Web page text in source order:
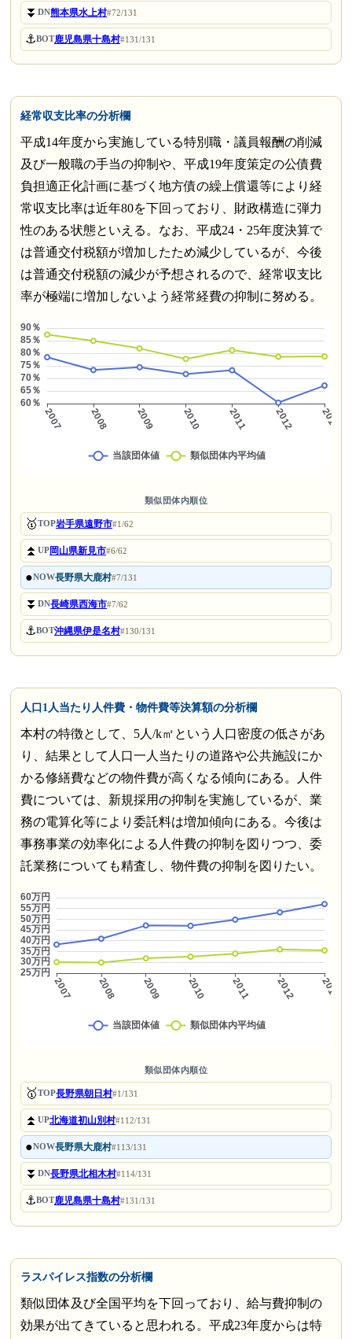
⏬DN熊本県水上村#72/131
⚓BOT鹿児島県十島村#131/131
経常収支比率の分析欄
平成14年度から実施している特別職・議員報酬の削減
及び一般職の手当の抑制や、平成19年度策定の公債費
負担適正化計画に基づく地方債の繰上償還等により経
常収支比率は近年80を下回っており、財政構造に弾力
性のある状態といえる。なお、平成24・25年度決算で
は普通交付税額が増加したため減少しているが、今後
は普通交付税額の減少が予想されるので、経常収支比
率が極端に増加しないよう経常経費の抑制に努める。
類似団体内順位
🥇TOP岩手県遠野市#1/62
⏫UP岡山県新見市#6/62
●NOW長野県大鹿村#7/131
⏬DN長崎県西海市#7/62
⚓BOT沖縄県伊是名村#130/131
人口1人当たり人件費・物件費等決算額の分析欄
本村の特徴として、5人/k㎡という人口密度の低さがあ
り、結果として人口一人当たりの道路や公共施設にか
かる修繕費などの物件費が高くなる傾向にある。人件
費については、新規採用の抑制を実施しているが、業
務の電算化等により委託料は増加傾向にある。今後は
事務事業の効率化による人件費の抑制を図りつつ、委
託業務についても精査し、物件費の抑制を図りたい。
類似団体内順位
🥇TOP長野県朝日村#1/131
⏫UP北海道初山別村#112/131
●NOW長野県大鹿村#113/131
⏬DN長野県北相木村#114/131
⚓BOT鹿児島県十島村#131/131
ラスパイレス指数の分析欄
類似団体及び全国平均を下回っており、給与費抑制の
効果が出てきていると思われる。平成23年度からは特